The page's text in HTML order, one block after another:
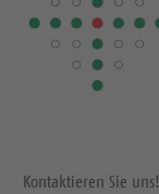
Kontaktieren Sie uns!